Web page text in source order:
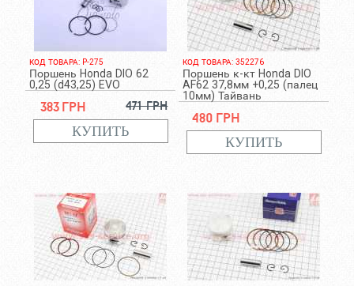
КОД ТОВАРА: P-275
Поршень Honda DIO 62
0,25 (d43,25) EVO
383 грн 471 грн
КОД ТОВАРА: 352276
Поршень к-кт Honda DIO
AF62 37,8мм +0,25 (палец
10мм) Тайвань
480 грн